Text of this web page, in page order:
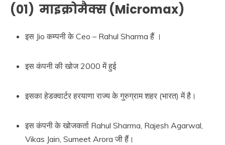
(01) माइक्रोमैक्स (Micromax)
इस Jio कम्पनी के Ceo – Rahul Sharma हैं ।
इस कंपनी की खोज 2000 में हुई
इसका हेडक्वार्टर हरयाणा राज्य के गुरुग्राम शहर (भारत) में है।
इस कंपनी के खोजकर्ता Rahul Sharma, Rajesh Agarwal,
Vikas Jain, Sumeet Arora जी हैं।